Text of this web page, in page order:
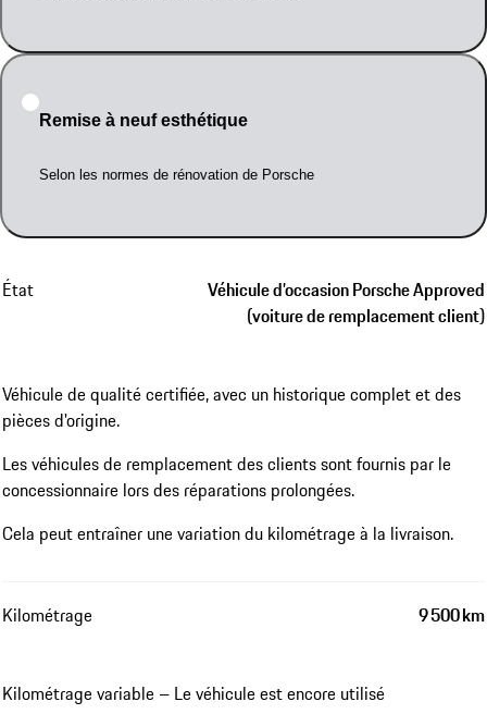
Remise à neuf esthétique
Selon les normes de rénovation de Porsche
État
Véhicule d’occasion Porsche Approved
(voiture de remplacement client)
Véhicule de qualité certifiée, avec un historique complet et des
pièces d'origine.
Les véhicules de remplacement des clients sont fournis par le
concessionnaire lors des réparations prolongées.
Cela peut entraîner une variation du kilométrage à la livraison.
Kilométrage 9 500 km
Kilométrage variable – Le véhicule est encore utilisé